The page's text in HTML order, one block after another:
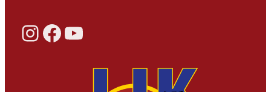
InstagramFacebook YouTube